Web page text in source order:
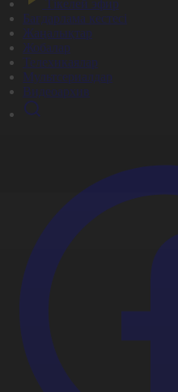
Тікелей эфир
Бағдарлама кестесі
Жаңалықтар
Жобалар
Телехикаялар
Мультсериалдар
Видеоархив